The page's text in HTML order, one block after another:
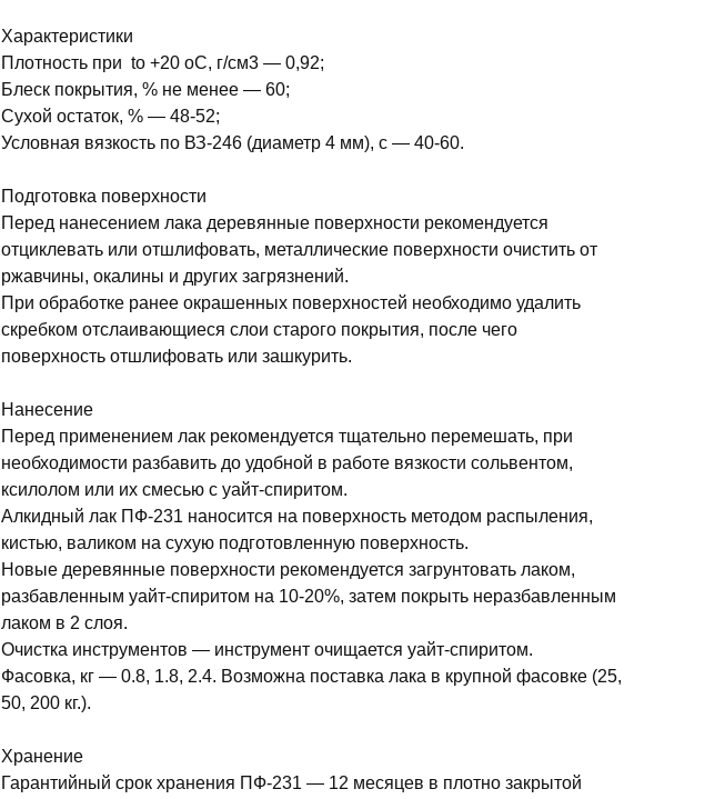
Характеристики
Плотность при tо +20 оС, г/см3 — 0,92;
Блеск покрытия, % не менее — 60;
Сухой остаток, % — 48-52;
Условная вязкость по ВЗ-246 (диаметр 4 мм), с — 40-60.
Подготовка поверхности
Перед нанесением лака деревянные поверхности рекомендуется
отциклевать или отшлифовать, металлические поверхности очистить от
ржавчины, окалины и других загрязнений.
При обработке ранее окрашенных поверхностей необходимо удалить
скребком отслаивающиеся слои старого покрытия, после чего
поверхность отшлифовать или зашкурить.
Нанесение
Перед применением лак рекомендуется тщательно перемешать, при
необходимости разбавить до удобной в работе вязкости сольвентом,
ксилолом или их смесью с уайт-спиритом.
Алкидный лак ПФ-231 наносится на поверхность методом распыления,
кистью, валиком на сухую подготовленную поверхность.
Новые деревянные поверхности рекомендуется загрунтовать лаком,
разбавленным уайт-спиритом на 10-20%, затем покрыть неразбавленным
лаком в 2 слоя.
Очистка инструментов — инструмент очищается уайт-спиритом.
Фасовка, кг — 0.8, 1.8, 2.4. Возможна поставка лака в крупной фасовке (25,
50, 200 кг.).
Хранение
Гарантийный срок хранения ПФ-231 — 12 месяцев в плотно закрытой